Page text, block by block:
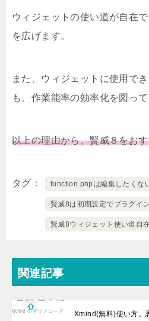
ウィジェットの使い道が自在
を広げます。
また、ウィジェットに使用で
も、作業能率の効率化を図って
以上の理由から、賢威８をお
タグ function.phpは編集したくな
賢威8は初期設定でプラグイ
賢威8ウィジェット使い道自
関連記事
Xmind(無料)使い方。